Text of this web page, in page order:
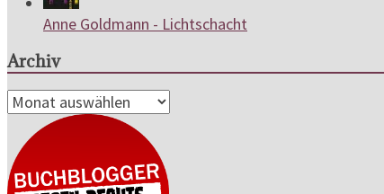
Anne Goldmann - Lichtschacht
Archiv
Archiv